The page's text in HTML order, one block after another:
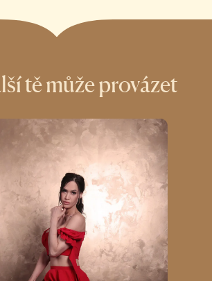
tě může provázet